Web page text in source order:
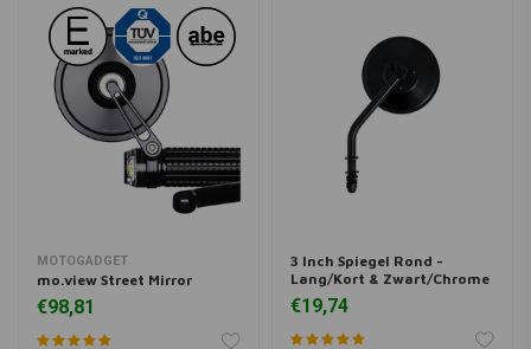
MOTOGADGET
mo.view Street Mirror
€98,81
3 Inch Spiegel Rond -
Lang/Kort & Zwart/Chrome
€19,74